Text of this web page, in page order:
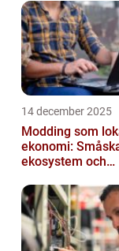
14 december 2025
Modding som
ekonomi:
ekosystem och